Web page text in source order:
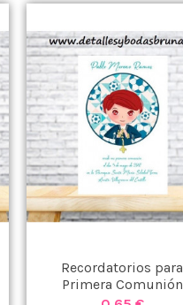
Recordatorios para
Primera Comunión